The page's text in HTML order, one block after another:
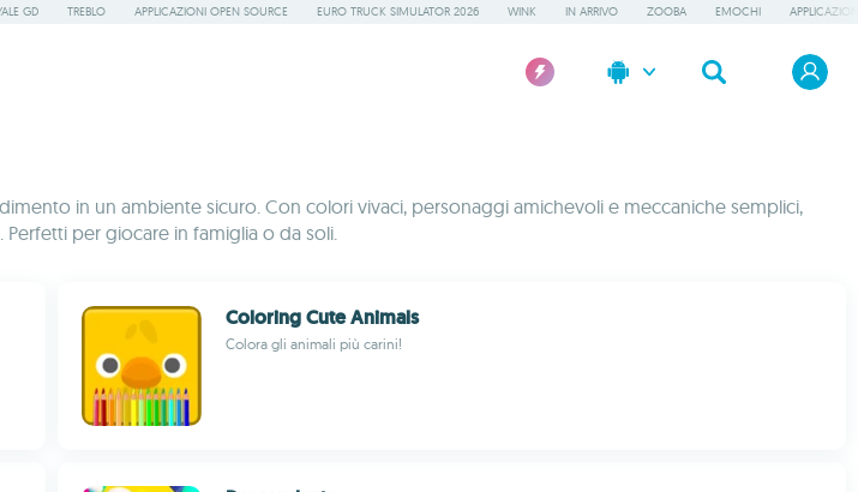
GD TREBLO APPLICAZIONI OPEN SOURCE EURO TRUCK SIMULATOR 2026 WINK IN ARRIVO ZOOBA EMOCHI
in un ambiente sicuro. Con colori vivaci, personaggi amichevoli e meccaniche semplici,
per giocare in famiglia o da soli.
Coloring Cute Animals
Colora gli animali più carini!